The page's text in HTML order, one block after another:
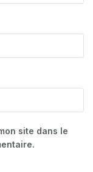
site dans le